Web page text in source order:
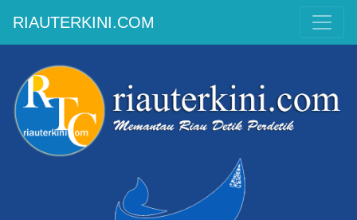
RIAUTERKINI.COM